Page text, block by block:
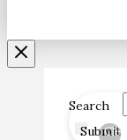
Search
Submit
Clear